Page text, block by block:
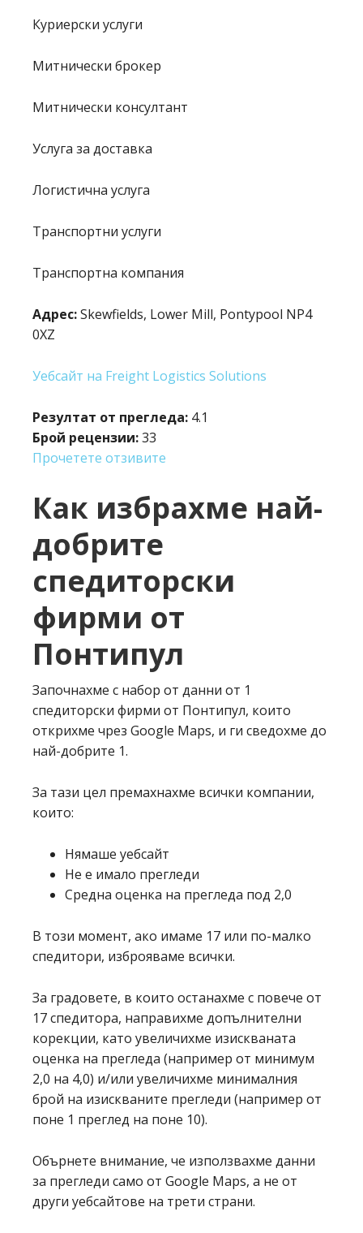
Куриерски услуги
Митнически брокер
Митнически консултант
Услуга за доставка
Логистична услуга
Транспортни услуги
Транспортна компания
Адрес:Skewfields, Lower Mill, Pontypool NP4
0XZ
Уебсайт на Freight Logistics Solutions
Резултат от прегледа: 4.1
Брой рецензии:33
Прочетете отзивите
Как избрахме най-
добрите
спедиторски
фирми от
Понтипул
Започнахме с набор от данни от 1
спедиторски фирми от Понтипул, които
открихме чрез Google Maps, и ги сведохме до
най-добрите 1.
За тази цел премахнахме всички компании,
които:
Нямаше уебсайт
Не е имало прегледи
Средна оценка на прегледа под 2,0
В този момент, ако имаме 17 или по-малко
спедитори, изброяваме всички.
За градовете, в които останахме с повече от
17 спедитора, направихме допълнителни
корекции, като увеличихме изискваната
оценка на прегледа (например от минимум
2,0 на 4,0) и/или увеличихме минималния
брой на изискваните прегледи (например от
поне 1 преглед на поне 10).
Обърнете внимание, че използвахме данни
за прегледи само от Google Maps, а не от
други уебсайтове на трети страни.